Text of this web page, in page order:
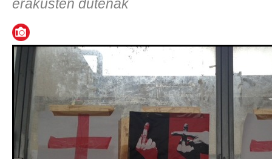
erakusten dutenak